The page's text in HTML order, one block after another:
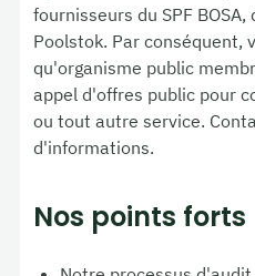
fournisseurs du SPF BOSA,
Poolstok. Par conséquent,
qu'organisme public
appel d'offres public pour
ou tout autre service.
d'informations.
Nos points forts